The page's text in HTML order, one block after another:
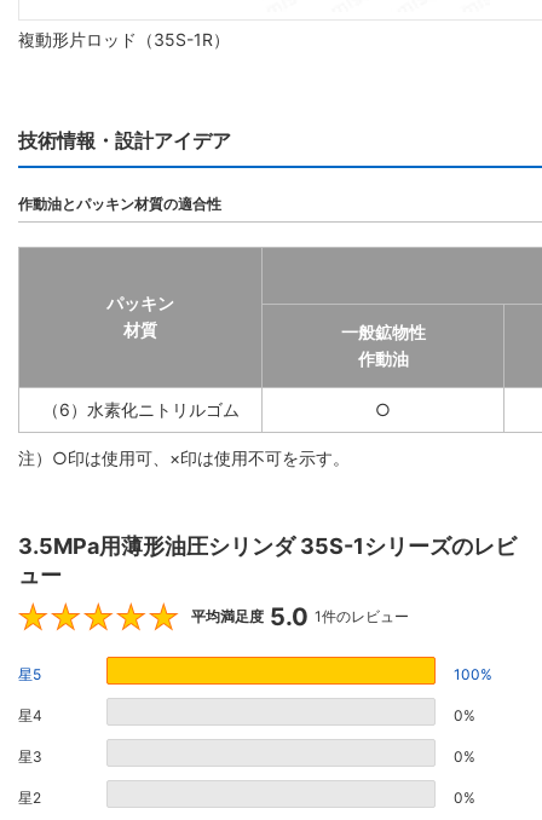
複動形片ロッド（35S-1R）
技術情報・設計アイデア
作動油とパッキン材質の適合性
パッキン
材質
一般鉱物性
作動油
（6）水素化ニトリルゴム ○
注）○印は使用可、×印は使用不可を示す。
3.5MPa用薄形油圧シリンダ 35S-1シリーズのレビ
ュー
5
平均満足度 5.0 1件のレビュー
星5 100%
星4 0%
星3 0%
星2 0%